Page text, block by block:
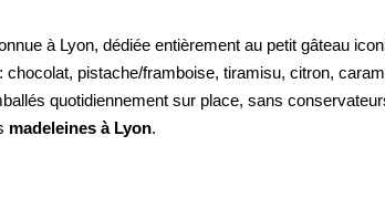
à Lyon, dédiée entièrement au petit gâteau
chocolat, pistache/framboise, tiramisu, citron,
quotidiennement sur place, sans
madeleines à Lyon.